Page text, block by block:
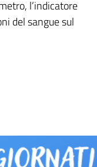
l’indicatore
del sangue sul